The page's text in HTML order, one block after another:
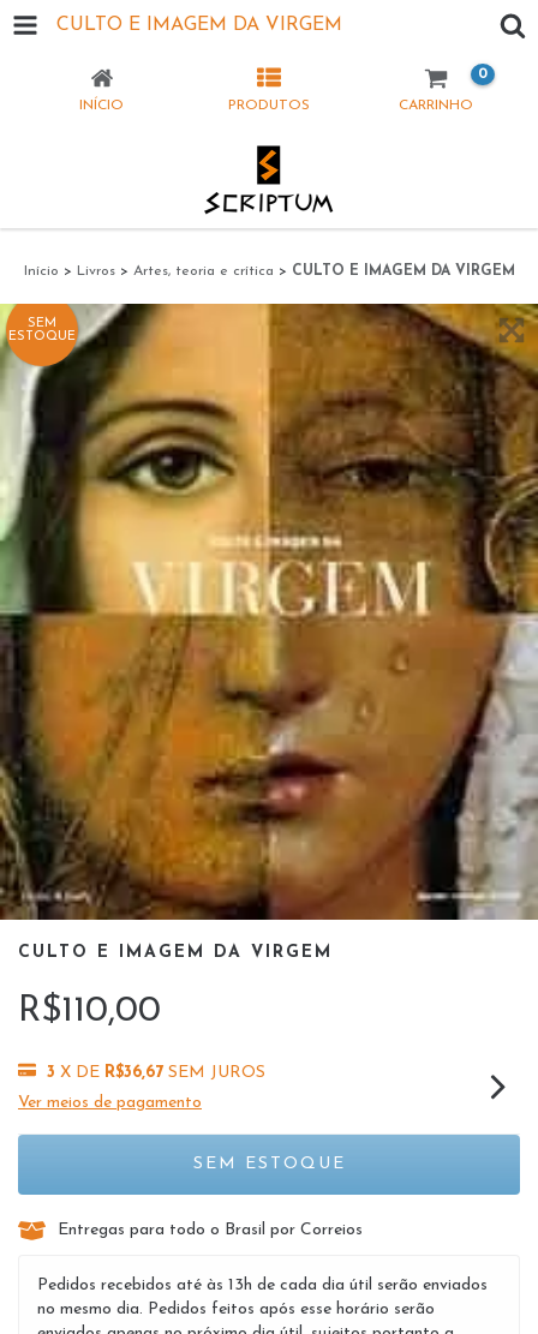
CULTO E IMAGEM DA VIRGEM
INÍCIO PRODUTOS CARRINHO
0
Início > Livros > Artes, teoria e crítica > CULTO E IMAGEM DA VIRGEM
SEM
ESTOQUE
CULTO E IMAGEM DA VIRGEM
R$110,00
3 X DE R$36,67 SEM JUROS
Ver meios de pagamento
Entregas para todo o Brasil por Correios
Pedidos recebidos até às 13h de cada dia útil serão enviados
no mesmo dia. Pedidos feitos após esse horário serão